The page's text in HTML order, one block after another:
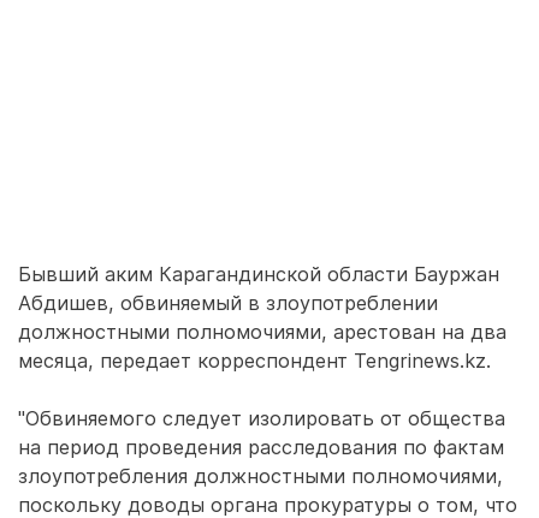
Бывший аким Карагандинской области Бауржан
Абдишев, обвиняемый в злоупотреблении
должностными полномочиями, арестован на два
месяца, передает корреспондент Tengrinews.kz.
"Обвиняемого следует изолировать от общества
на период проведения расследования по фактам
злоупотребления должностными полномочиями,
поскольку доводы органа прокуратуры о том, что